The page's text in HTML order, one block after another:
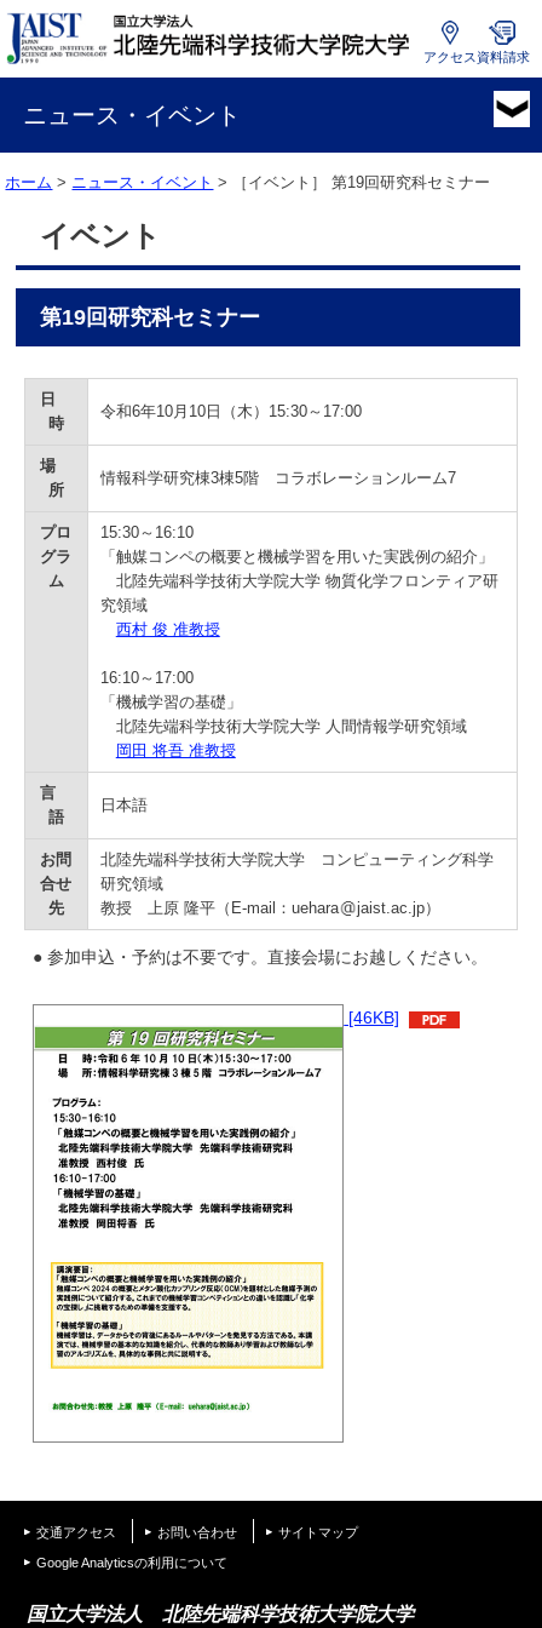
国
学
法
陸
先
科
アクセス 資料請求
ニュース・イベント
ホーム > ニュース・イベント > ［イベント］第19回研究科セミナー
イベント
第19回研究科セミナー
日
時
令和6年10月10日（木）15:30～17:00
場
所
情報科学研究棟3棟5階 コラボレーションルーム7
プロ
グラ
ム
15:30～16:10
「触媒コンペの概要と機械学習を用いた実践例の紹介」
北陸先端科学技術大学院大学 物質化学フロンティア研
究領域
西村 俊 准教授
16:10～17:00
「機械学習の基礎」
北陸先端科学技術大学院大学 人間情報学研究領域
岡田 将吾 准教授
言
語
日本語
お問
合せ
先
北陸先端科学技術大学院大学 コンピューティング科学
研究領域
教授 上原 隆平（E-mail：uehara
jaist.ac.jp）
● 参加申込・予約は不要です。直接会場にお越しください。
[46KB]
交通アクセス お問い合わせ サイトマップ
Google Analyticsの利用について
国立大学法人 北陸先端科学技術大学院大学